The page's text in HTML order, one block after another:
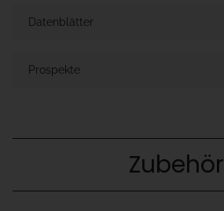
Datenblätter
Prospekte
Zubehör